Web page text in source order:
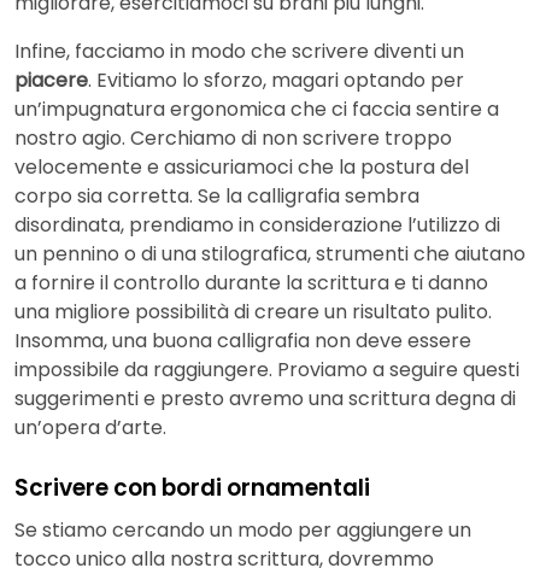
Infine, facciamo in modo che scrivere diventi un
piacere. Evitiamo lo sforzo, magari optando per
un’impugnatura ergonomica che ci faccia sentire a
nostro agio. Cerchiamo di non scrivere troppo
velocemente e assicuriamoci che la postura del
corpo sia corretta. Se la calligrafia sembra
disordinata, prendiamo in considerazione l’utilizzo di
un pennino o di una stilografica, strumenti che aiutano
a fornire il controllo durante la scrittura e ti danno
una migliore possibilità di creare un risultato pulito.
Insomma, una buona calligrafia non deve essere
impossibile da raggiungere. Proviamo a seguire questi
suggerimenti e presto avremo una scrittura degna di
un’opera d’arte.
Scrivere con bordi ornamentali
Se stiamo cercando un modo per aggiungere un
tocco unico alla nostra scrittura, dovremmo